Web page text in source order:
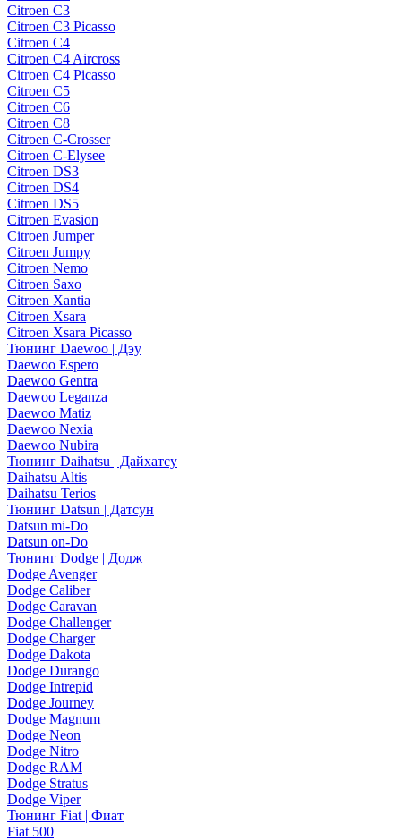
Citroen C3
Citroen C3 Picasso
Citroen C4
Citroen C4 Aircross
Citroen C4 Picasso
Citroen C5
Citroen C6
Citroen C8
Citroen C-Crosser
Citroen C-Elysee
Citroen DS3
Citroen DS4
Citroen DS5
Citroen Evasion
Citroen Jumper
Citroen Jumpy
Citroen Nemo
Citroen Saxo
Citroen Xantia
Citroen Xsara
Citroen Xsara Picasso
Тюнинг Daewoo | Дэу
Daewoo Espero
Daewoo Gentra
Daewoo Leganza
Daewoo Matiz
Daewoo Nexia
Daewoo Nubira
Тюнинг Daihatsu | Дайхатсу
Daihatsu Altis
Daihatsu Terios
Тюнинг Datsun | Датсун
Datsun mi-Do
Datsun on-Do
Тюнинг Dodge | Додж
Dodge Avenger
Dodge Caliber
Dodge Caravan
Dodge Challenger
Dodge Charger
Dodge Dakota
Dodge Durango
Dodge Intrepid
Dodge Journey
Dodge Magnum
Dodge Neon
Dodge Nitro
Dodge RAM
Dodge Stratus
Dodge Viper
Тюнинг Fiat | Фиат
Fiat 500